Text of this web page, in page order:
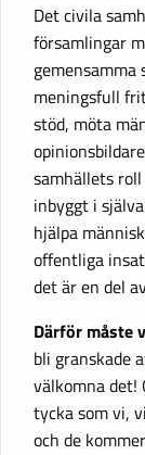
Det civila
församlingar
meningsfull
stöd, möta
samhällets
inbyggt i
hjälpa
offentliga
det är en del
Därför måste
bli granskade
välkomna
tycka som vi,
och de